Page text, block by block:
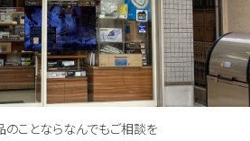
ことならなんでもご相談を